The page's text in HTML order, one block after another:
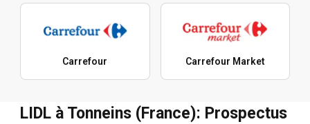
Carrefour Carrefour Market
LIDL à Tonneins (France): Prospectus